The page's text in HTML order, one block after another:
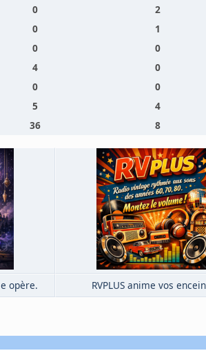
0 2
0 1
0 0
4 0
0 0
5 4
36 8
opère. RVPLUS anime vos